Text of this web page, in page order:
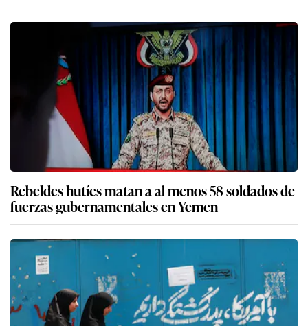
Rebeldes hutíes matan a al menos 58 soldados de
fuerzas gubernamentales en Yemen